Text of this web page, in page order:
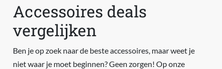
Accessoires deals
vergelijken
Ben je op zoek naar de beste accessoires, maar weet je
niet waar je moet beginnen? Geen zorgen! Op onze